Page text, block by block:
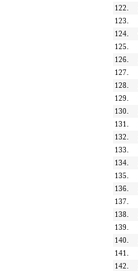
122.
123.
124.
125.
126.
127.
128.
129.
130.
131.
132.
133.
134.
135.
136.
137.
138.
139.
140.
141.
142.